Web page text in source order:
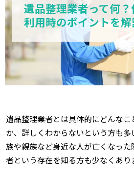
遺品整理業者って何
利用時のポイントを解
遺品整理業者とは具体的にどんな
か、詳しくわからないという方も
族や親族など身近な人が亡くなっ
者という存在を知る方も少なくあり